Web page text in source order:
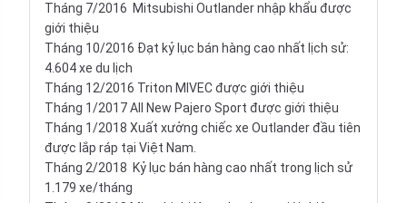
Tháng 7/2016 Mitsubishi Outlander nhập khẩu được
giới thiệu
Tháng 10/2016 Đạt kỷ lục bán hàng cao nhất lịch sử:
4.604 xe du lịch
Tháng 12/2016 Triton MIVEC được giới thiệu
Tháng 1/2017 All New Pajero Sport được giới thiệu
Tháng 1/2018 Xuất xưởng chiếc xe Outlander đầu tiên
được lắp ráp tại Việt Nam.
Tháng 2/2018 Kỷ lục bán hàng cao nhất trong lịch sử
1.179 xe/tháng